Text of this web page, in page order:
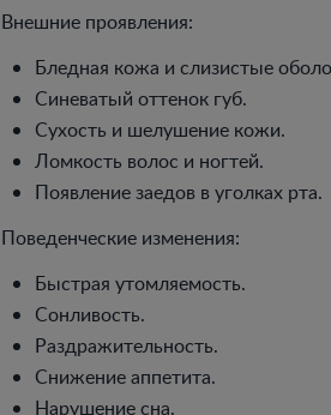
Внешние проявления:
Бледная кожа и слизистые
Синеватый оттенок губ.
Сухость и шелушение кожи.
Ломкость волос и ногтей.
Появление заедов в уголках рта.
Поведенческие изменения:
Быстрая утомляемость.
Сонливость.
Раздражительность.
Снижение аппетита.
Нарушение сна.